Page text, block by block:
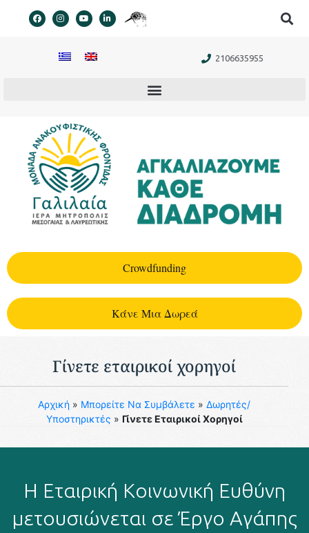
περιεχόμενο
2106635955
Crowdfunding
Kάνε Μια Δωρεά
Γίνετε εταιρικοί χορηγοί
Aρχική » Μπορείτε Να Συμβάλετε » Δωρητές/
Υποστηρικτές » Γίνετε Εταιρικοί Χορηγοί
Η Εταιρική Κοινωνική Ευθύνη
μετουσιώνεται σε Έργο Αγάπης